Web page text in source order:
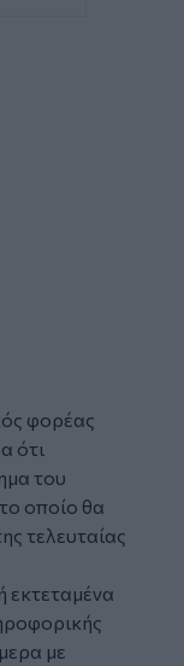
φορέας
ότι
του
οποίο θα
τελευταίας
εκτεταμένα
με